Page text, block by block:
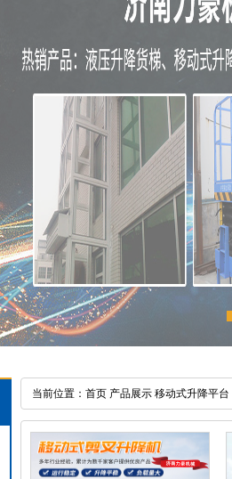
当前位置： 首页 产品展示 移动式升降平台